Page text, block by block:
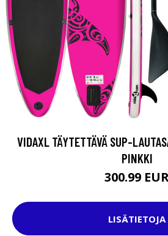
VIDAXL TÄYTETTÄVÄ SUP-
PINKKI
300.99
LISÄTIETOJA